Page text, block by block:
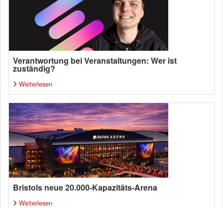
Verantwortung bei Veranstaltungen: Wer ist
zuständig?
Weiterlesen
Bristols neue 20.000-Kapazitäts-Arena
Weiterlesen